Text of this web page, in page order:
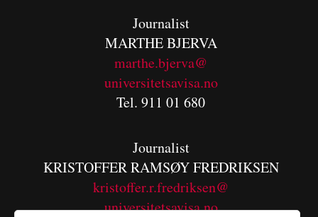
Journalist
MARTHE BJERVA
marthe.bjerva@
universitetsavisa.no
Tel. 911 01 680
Journalist
KRISTOFFER RAMSØY FREDRIKSEN
kristoffer.r.fredriksen@
universitetsavisa.no